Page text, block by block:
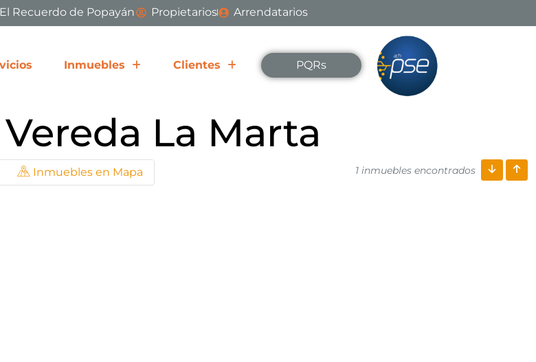
Recuerdo de Popayán Propietarios Arrendatarios
Inmuebles Clientes PQRs
La Marta
Inmuebles en Mapa 1 inmuebles encontrados